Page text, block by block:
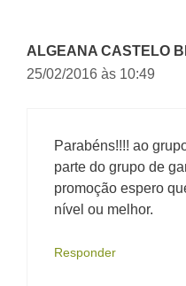
ALGEANA CASTELO
25/02/2016 às 10:49
Parabéns!!!! ao
parte do grupo de
promoção espero
nível ou melhor.
Responder